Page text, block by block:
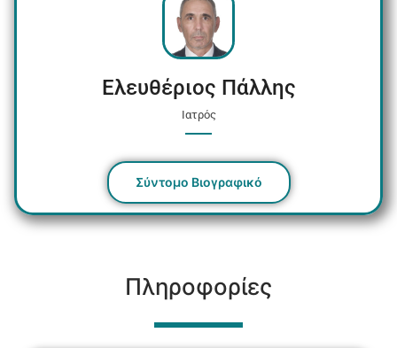
Ελευθέριος Πάλλης
Ιατρός
Σύντομο Βιογραφικό
Πληροφορίες